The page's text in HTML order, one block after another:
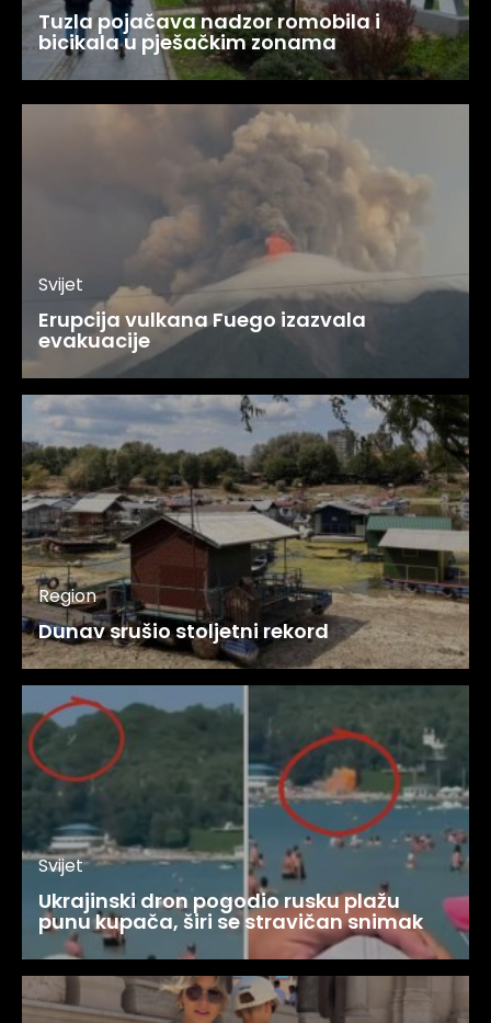
Tuzla pojačava nadzor romobila i
bicikala u pješačkim zonama
Svijet
Erupcija vulkana Fuego izazvala
evakuacije
Region
Dunav srušio stoljetni rekord
Svijet
Ukrajinski dron pogodio rusku plažu
punu kupača, širi se stravičan snimak